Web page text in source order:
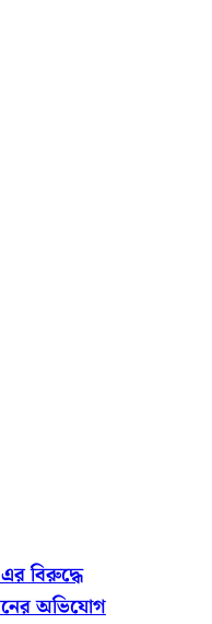
বিরুদ্ধে
অভিযোগ